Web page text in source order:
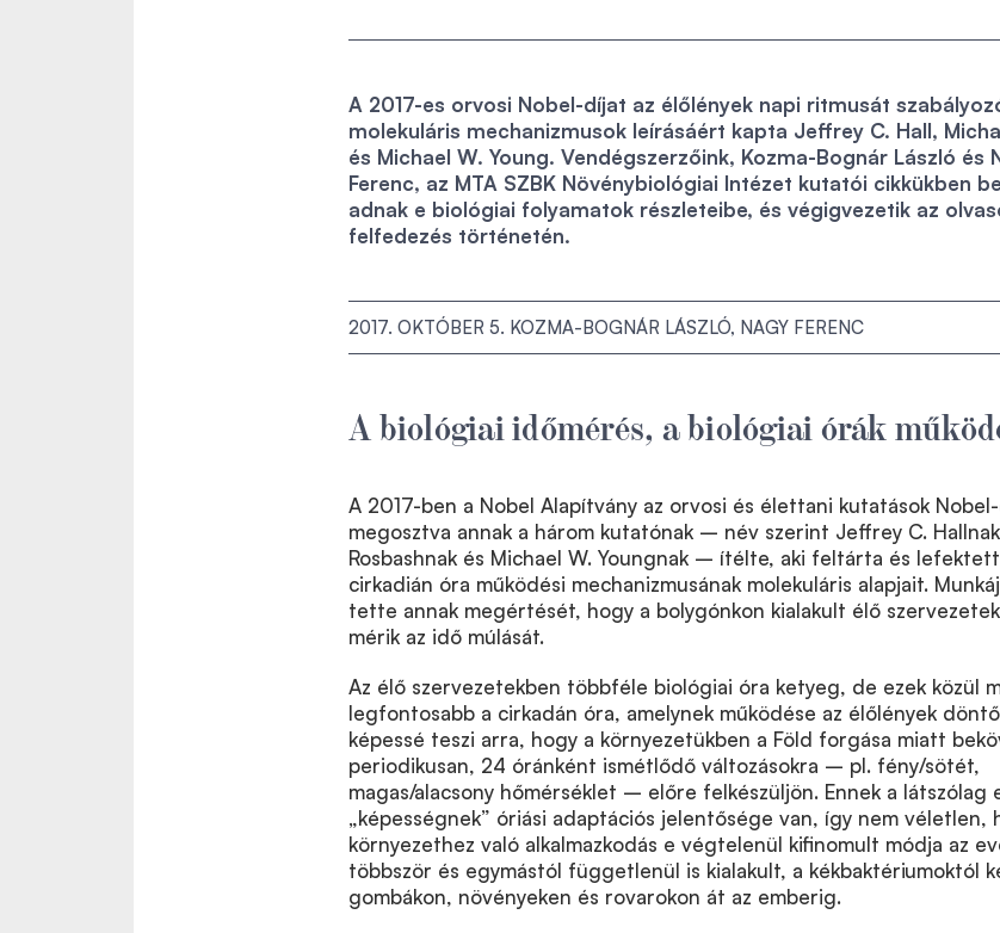
A 2017-es orvosi Nobel-díjat az élőlények napi ritmusát
molekuláris mechanizmusok leírásáért kapta Jeffrey C. Hall,
és Michael W. Young. Vendégszerzőink, Kozma-Bognár László és
Ferenc, az MTA SZBK Növénybiológiai Intézet kutatói cikkükben
adnak e biológiai folyamatok részleteibe, és végigvezetik az
felfedezés történetén.
2017. OKTÓBER 5. KOZMA-BOGNÁR LÁSZLÓ, NAGY FERENC
A biológiai időmérés, a biológiai órák
A 2017-ben a Nobel Alapítvány az orvosi és élettani kutatások
megosztva annak a három kutatónak – név szerint Jeffrey C.
Rosbashnak és Michael W. Youngnak – ítélte, aki feltárta és
cirkadián óra működési mechanizmusának molekuláris alapjait.
tette annak megértését, hogy a bolygónkon kialakult élő
mérik az idő múlását.
Az élő szervezetekben többféle biológiai óra ketyeg, de ezek közül
legfontosabb a cirkadán óra, amelynek működése az élőlények
képessé teszi arra, hogy a környezetükben a Föld forgása miatt
periodikusan, 24 óránként ismétlődő változásokra – pl. fény/sötét,
magas/alacsony hőmérséklet – előre felkészüljön. Ennek a látszólag
„képességnek” óriási adaptációs jelentősége van, így nem véletlen,
környezethez való alkalmazkodás e végtelenül kifinomult módja az
többször és egymástól függetlenül is kialakult, a kékbaktériumoktól
gombákon, növényeken és rovarokon át az emberig.